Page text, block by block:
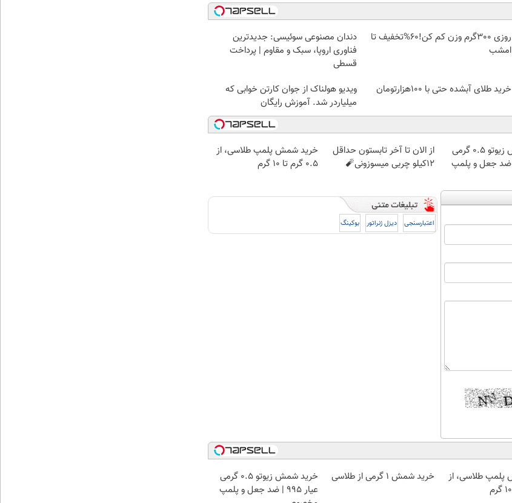
روزی 300گرم وزن کم کن!60%تخفیف تا
امشب
دندان مصنوعی سوئیسی: جدیدترین
فناوری اروپا، سبک و مقاوم | پرداخت
قسطی
خرید طلای آبشده حتی با ۱۰۰هزارتومان
ویدیو هولناک از جوان کارتن خوابی که
میلیاردر شد. آموزش رایگان
خرید شمش زیوتو ۰.۵ گرمی
۹۹۵ | ضد جعل و پلمپ
از الان تا آخر تابستون حداقل
12کیلو چربی میسوزونی🧨
خرید شمش پلمپ طلاسی، از
۰.۵ گرم تا ۱۰ گرم
اعتبارسنجی دیزل ژنراتور بوکینگ
طلاسی، از
خرید شمش 1 گرمی از طلاسی
خرید شمش زیوتو ۰.۵ گرمی
عیار ۹۹۵ | ضد جعل و پلمپ